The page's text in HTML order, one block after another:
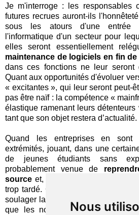
Nous
Je m'interroge : les responsables
futures recrues auront-ils
sous les atours d'une
l'informatique d'un secteur pour
elles seront essentiellement
maintenance de logiciels en fin de
dans ces fonctions ne leur
Quant aux opportunités d'évoluer
« excitantes », qui leur seront peut-
pas être naïf : la compétence «
élastique ramenant leurs
tant que son objet restera d’actualité.
Quand les entreprises en
extrémités, jouant, dans une
de jeunes étudiants sans
probablement venue de
source et, enfin, envisager une
trop tardé. Car même si la tactique
soulager la pression, le répit sera de
que les nouveaux arrivants